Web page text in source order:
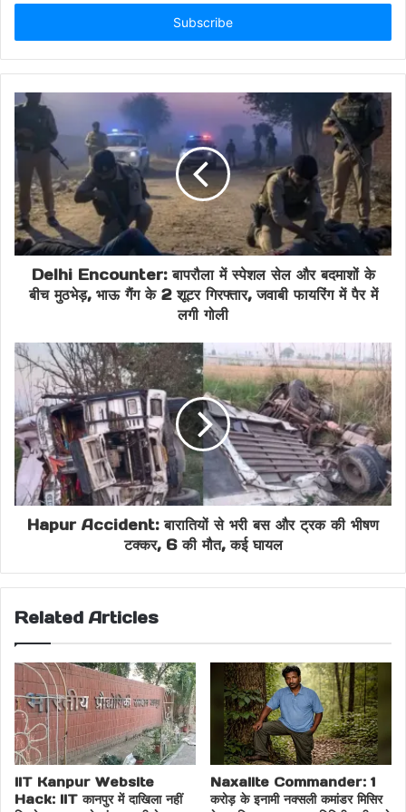
deadly truck accident
fatal accident update Gujarat Accident
Lakhatar highway accident
major accident Gujarat
pilgrimage accident India
Road Safety India
Surendranagar road accident
Tragic Road Accident truck hit pilgrims
Email
Delhi Encounter: बापरौला में स्पेशल सेल और बदमाशों के
बीच मुठभेड़, भाऊ गैंग के 2 शूटर गिरफ्तार, जवाबी फायरिंग में पैर में
लगी गोली
Hapur Accident: बारातियों से भरी बस और ट्रक की भीषण
टक्कर, 6 की मौत, कई घायल
Related Articles
IIT Kanpur Website
Hack: IIT कानपुर में दाखिला नहीं
Naxalite Commander: 1
करोड़ के इनामी नक्सली कमांडर मिसिर